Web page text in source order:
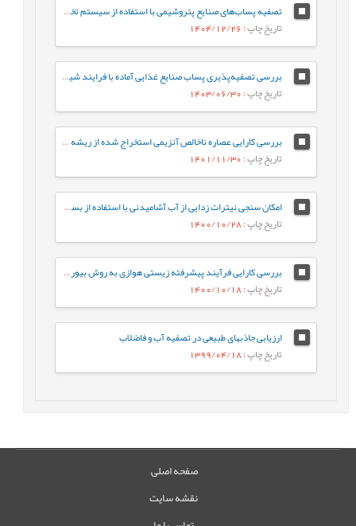
تصفیه پساب‌های صنایع پتروشیمی با استفاده از سیستم تخلیه مایع صفر (ZLD): مزایا، چالش‌ها و راه‌کارها
تاریخ چاپ: 1404/12/26
بررسی تصفیه‌پذیری پساب صنایع غذایی آماده با فرایند شیمیایی انعقاد و لخته‌سازی
تاریخ چاپ: 1403/06/30
بررسی کارایی عصاره ناخالص آنزیمی استخراج شده از ریشه ترب کوهی درحذف کاتکول
تاریخ چاپ: 1401/11/30
امکان سنجی نیترات زدایی از آب آشامیدنی با استفاده از بستر فتوکاتالیستی بتن فراتوانمند
تاریخ چاپ: 1400/10/28
بررسی کارایی فرآیند پیشرفته زیستی هوازی به روش بیوراکتور بستر متحرک(MBBR) در تصفیه فاضلاب صنایع توليد مواد شوینده
تاریخ چاپ: 1400/10/18
ارزیابی جاذبهای طبیعی در تصفیه آب و فاضلاب
تاریخ چاپ: 1399/04/18
صفحه اصلی
نقشه سایت